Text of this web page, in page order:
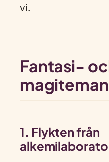
vi.
Fantasi-
magiteman
1. Flykten från